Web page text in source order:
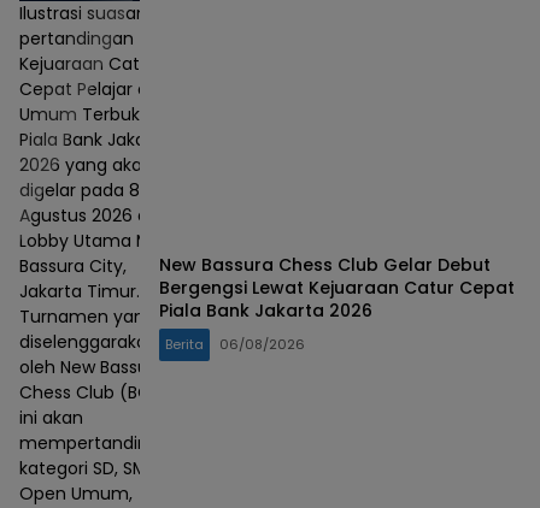
Ilustrasi suasana
pertandingan
Kejuaraan Catur
Cepat Pelajar dan
Umum Terbuka
Piala Bank Jakarta
2026 yang akan
digelar pada 8–9
Agustus 2026 di
Lobby Utama Mall
Bassura City,
Jakarta Timur.
Turnamen yang
diselenggarakan
oleh New Bassura
Chess Club (BCC)
ini akan
mempertandingkan
kategori SD, SMP,
Open Umum,
New Bassura Chess Club Gelar Debut
Bergengsi Lewat Kejuaraan Catur Cepat
Piala Bank Jakarta 2026
Berita 06/08/2026